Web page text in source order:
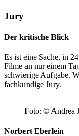
Jury
Der kritische Blick
Es ist eine Sache, in
Filme an nur einem
schwierige Aufgabe.
fachkundige Jury.
Foto: © Andrea
Norbert Eberlein